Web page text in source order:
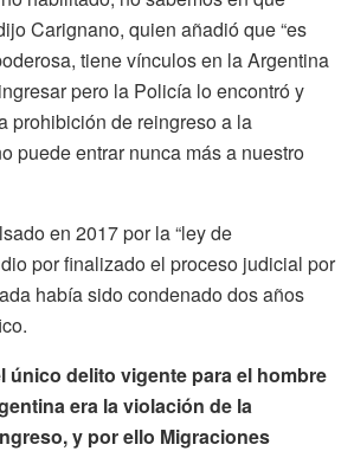
Carignano, quien añadió que “es
tiene vínculos en la Argentina
pero la Policía lo encontró y
prohibición de reingreso a la
puede entrar nunca más a nuestro
en 2017 por la “ley de
por finalizado el proceso judicial por
había sido condenado dos años
único delito vigente para el hombre
era la violación de la
y por ello Migraciones